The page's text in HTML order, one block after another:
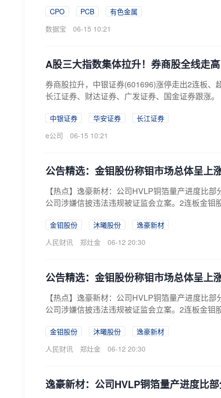
CPO PCB
有色金属
数据宝
06-15 10:21
A股三大指数集体拉升！券商股全线走
券商股拉升，中银证券(601696)涨停走出2连板
长江证券、财达证券、广发证券、国金证券跟涨。
中银证券 华安证券
长江证券
e公司
06-15 10:21
公告精选：金钼股份称钼市场总体呈上
【热点】逸豪新材：公司HVLP铜箔量产进度比
公司涉嫌信披违法违规被证监会立案。2连板金
金钼股份 沐曦股份
逸豪新材
人民财讯
郑灶金 06-12 20:30
公告精选：金钼股份称钼市场总体呈上
【热点】逸豪新材：公司HVLP铜箔量产进度比
公司涉嫌信披违法违规被证监会立案。2连板金
金钼股份 沐曦股份
逸豪新材
人民财讯
郑灶金 06-12 20:30
逸豪新材：公司HVLP铜箔量产进度比